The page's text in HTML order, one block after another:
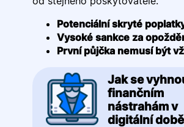
Potenciální skryté
Vysoké sankce za
První půjčka nemusí být
Jak se
finančním
nástrahám v
digitální době